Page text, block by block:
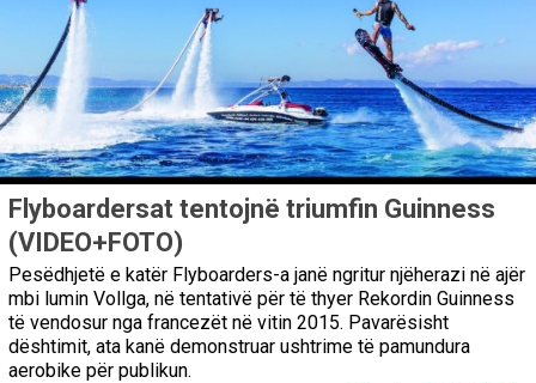
Flyboardersat tentojnë triumfin Guinness
(VIDEO+FOTO)
Pesëdhjetë e katër Flyboarders-a janë ngritur njëherazi në ajër
mbi lumin Vollga, në tentativë për të thyer Rekordin Guinness
të vendosur nga francezët në vitin 2015. Pavarësisht
dështimit, ata kanë demonstruar ushtrime të pamundura
aerobike për publikun.